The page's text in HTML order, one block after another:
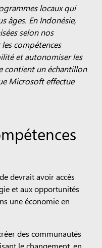
locaux qui
âges. En Indonésie,
selon nos
compétences
et autonomiser les
contient un échantillon
Microsoft effectue
devrait avoir accès
et aux opportunités
une économie en
des communautés
le changement, en